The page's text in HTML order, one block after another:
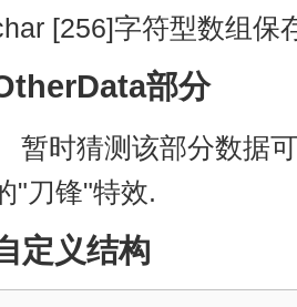
[256]字符型数组保
部分
暂时猜测该部分数据
"刀锋"特效.
定义结构